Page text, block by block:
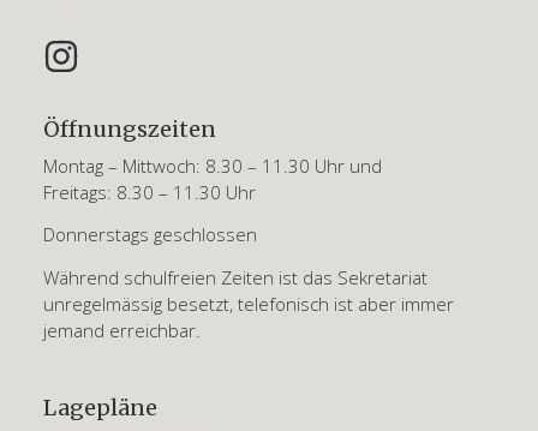
Öffnungszeiten
Montag – Mittwoch: 8.30 – 11.30 Uhr und
Freitags: 8.30 – 11.30 Uhr
Donnerstags geschlossen
Während schulfreien Zeiten ist das Sekretariat
unregelmässig besetzt, telefonisch ist aber immer
jemand erreichbar.
Lagepläne